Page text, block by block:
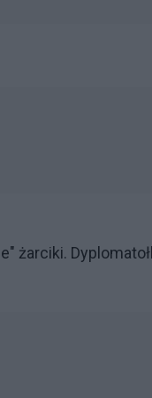
żarciki.